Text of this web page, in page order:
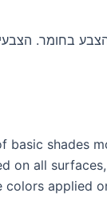
בחומר.
basic shades
on all
colors applied